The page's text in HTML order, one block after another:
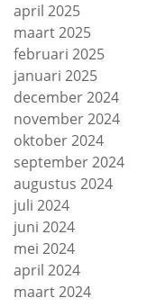
april 2025
maart 2025
februari 2025
januari 2025
december 2024
november 2024
oktober 2024
september 2024
augustus 2024
juli 2024
juni 2024
mei 2024
april 2024
maart 2024